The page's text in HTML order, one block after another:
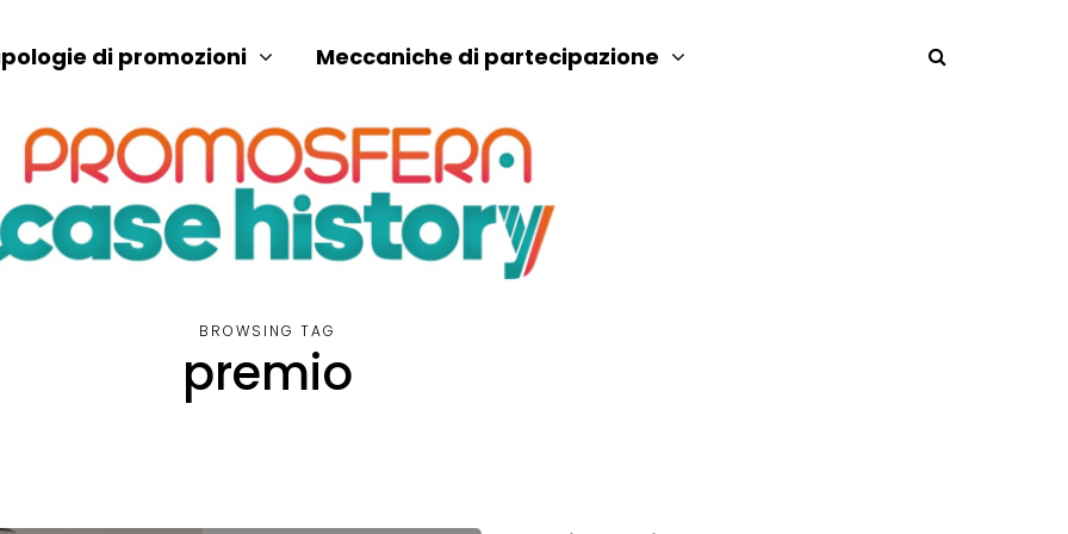
di promozioni Meccaniche di partecipazione
BROWSING TAG
premio